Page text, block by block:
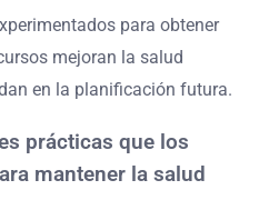
para obtener
mejoran la salud
en la planificación futura.
prácticas que los
mantener la salud